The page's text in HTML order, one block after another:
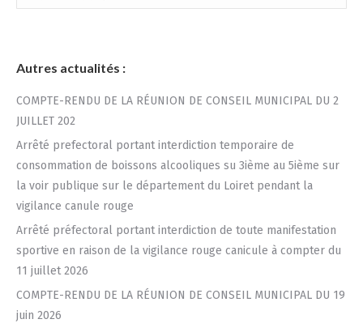
:
Autres actualités :
COMPTE-RENDU DE LA RÉUNION DE CONSEIL MUNICIPAL DU 2
JUILLET 202
Arrêté prefectoral portant interdiction temporaire de
consommation de boissons alcooliques su 3ième au 5ième sur
la voir publique sur le département du Loiret pendant la
vigilance canule rouge
Arrêté préfectoral portant interdiction de toute manifestation
sportive en raison de la vigilance rouge canicule à compter du
11 juillet 2026
COMPTE-RENDU DE LA RÉUNION DE CONSEIL MUNICIPAL DU 19
juin 2026